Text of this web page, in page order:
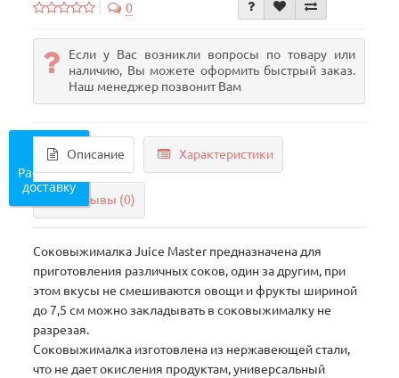
0
Если у Вас возникли вопросы по товару или
наличию, Вы можете оформить быстрый заказ.
Наш менеджер позвонит Вам
Описание Характеристики
Отзывы (0)
Соковыжималка Juice Master предназначена для
приготовления различных соков, один за другим, при
этом вкусы не смешиваются овощи и фрукты шириной
до 7,5 см можно закладывать в соковыжималку не
разрезая.
Соковыжималка изготовлена из нержавеющей стали,
что не дает окисления продуктам, универсальный
Рассчитать
доставку